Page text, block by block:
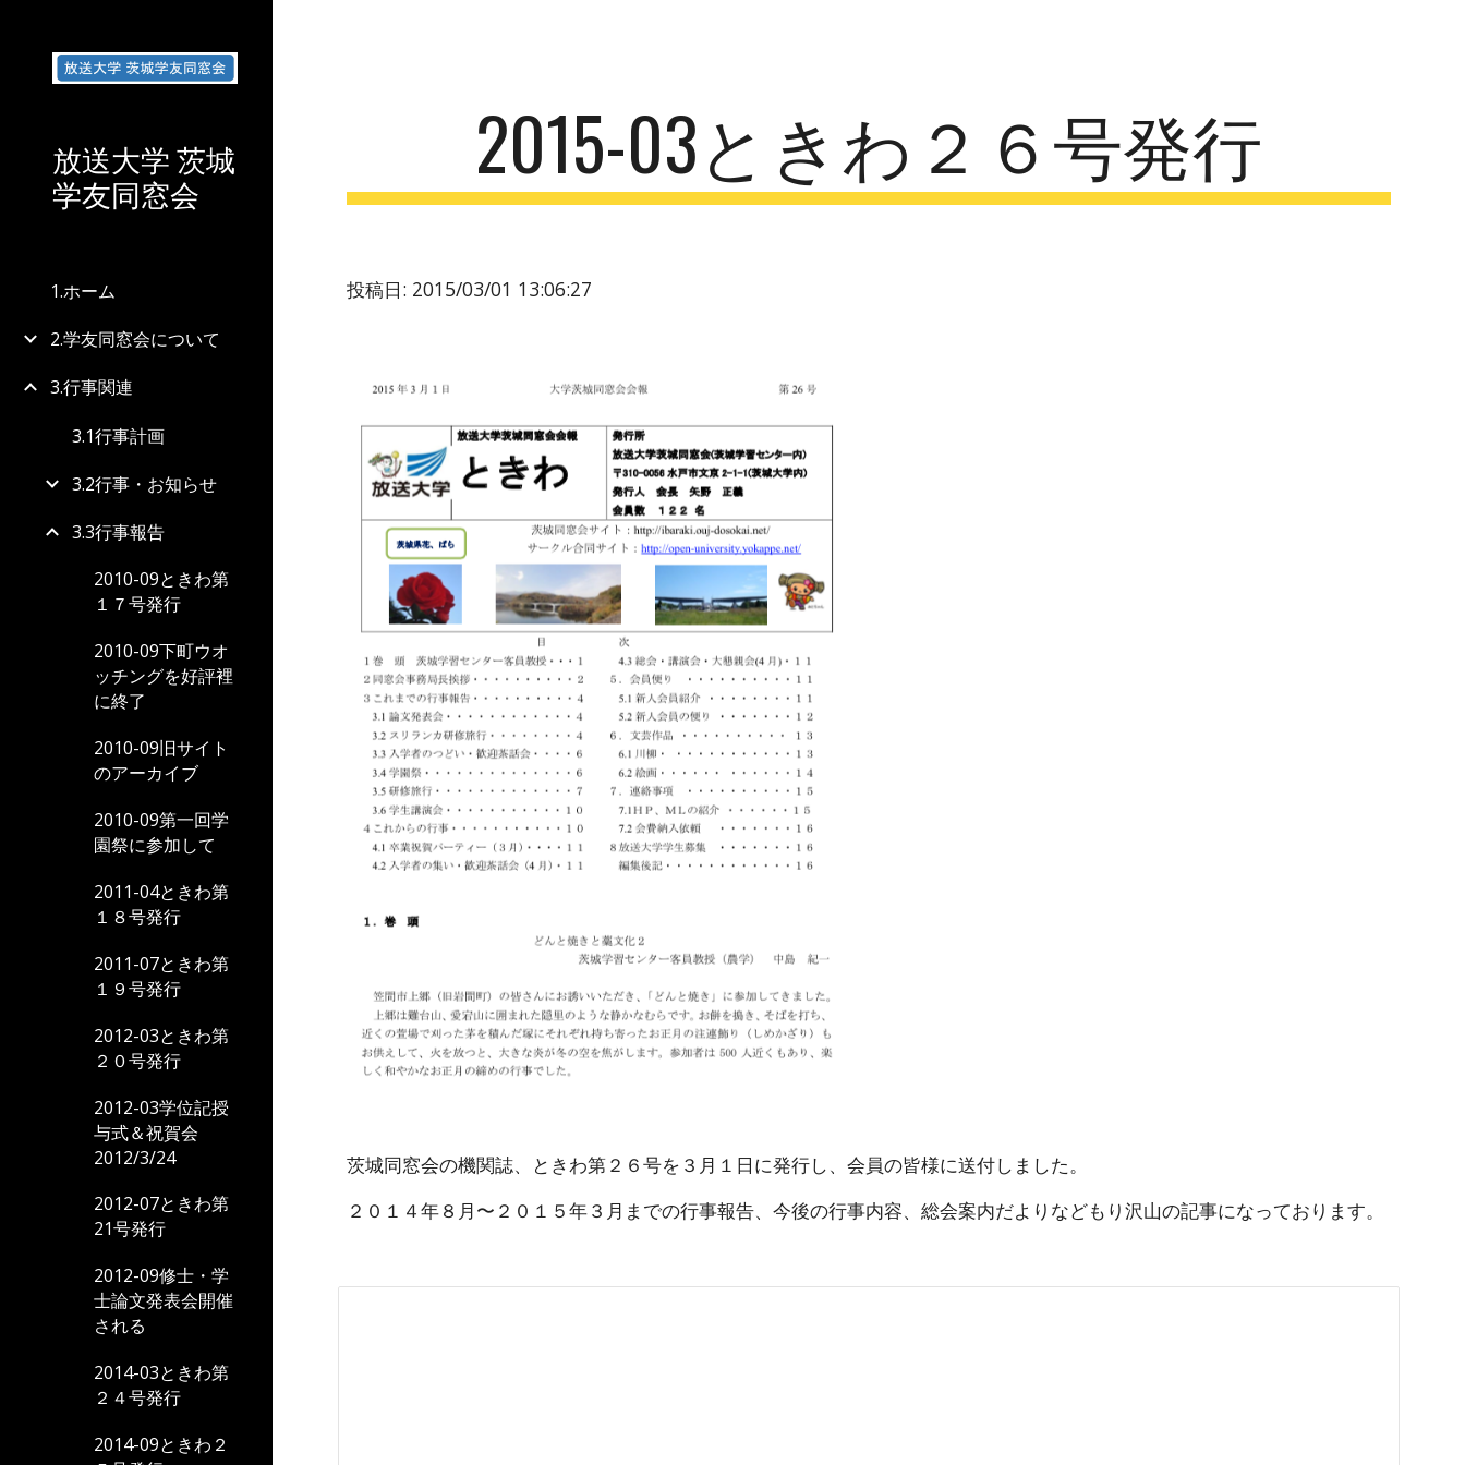
放送大学 茨城
学友同窓会
1.ホーム
2.学友同窓会について
3.行事関連
3.1行事計画
3.2行事・お知らせ
3.3行事報告
2010-09ときわ第
１７号発行
2010-09下町ウオ
ッチングを好評裡
に終了
2010-09旧サイト
のアーカイブ
2010-09第一回学
園祭に参加して
2011-04ときわ第
１８号発行
2011-07ときわ第
１９号発行
2012-03ときわ第
２０号発行
2012-03学位記授
与式＆祝賀会
2012/3/24
2012-07ときわ第
21号発行
2012-09修士・学
士論文発表会開催
される
2014-03ときわ第
２４号発行
2014-09ときわ２
2015-03ときわ２６号発行
投稿日: 2015/03/01 13:06:27
茨城同窓会の機関誌、ときわ第２６号を３月１日に発行し、会員の皆様に送付しました。
２０１４年８月〜２０１５年３月までの行事報告、今後の行事内容、総会案内だよりなどもり沢山の記事になっております。